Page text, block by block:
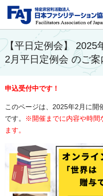
【平日定例会】 2025
2月平日定例会 のご案
申込受付中です！
このページは、2025年2月に開
です。
※開催までに 内容や時間
ます。